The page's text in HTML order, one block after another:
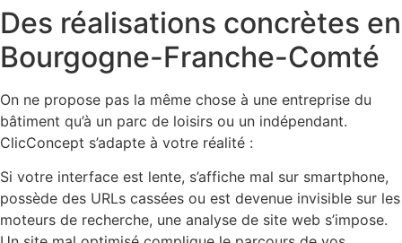
Des réalisations concrètes en
Bourgogne-Franche-Comté
On ne propose pas la même chose à une entreprise du
bâtiment qu’à un parc de loisirs ou un indépendant.
ClicConcept s’adapte à votre réalité :
Si votre interface est lente, s’affiche mal sur smartphone,
possède des URLs cassées ou est devenue invisible sur les
moteurs de recherche, une analyse de site web s’impose.